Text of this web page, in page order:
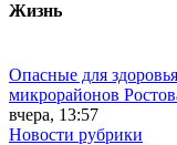
Жизнь
Опасные для
микрорайонов
вчера, 13:57
Новости рубрики